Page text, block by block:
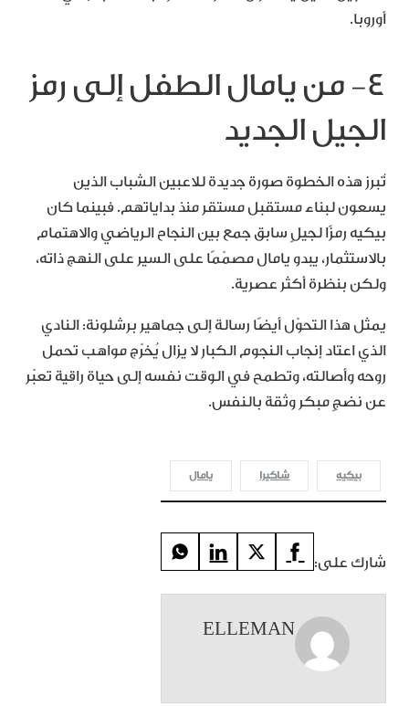
أوروبا.
٤- من يامال الطفل إلى رمز
الجيل الجديد
تُبرز هذه الخطوة صورة جديدة للاعبين الشباب الذين
يسعون لبناء مستقبل مستقر منذ بداياتهم. فبينما كان
بيكيه رمزًا لجيلٍ سابق جمع بين النجاح الرياضي والاهتمام
بالاستثمار، يبدو يامال مصمّمًا على السير على النهج ذاته،
ولكن بنظرة أكثر عصرية.
يمثل هذا التحوّل أيضًا رسالة إلى جماهير برشلونة: النادي
الذي اعتاد إنجاب النجوم الكبار لا يزال يُخرّج مواهب تحمل
روحه وأصالته، وتطمح في الوقت نفسه إلى حياة راقية تعبّر
عن نضجٍ مبكر وثقة بالنفس.
بيكيه شاكيرا يامال
شارك على:
ELLEMAN